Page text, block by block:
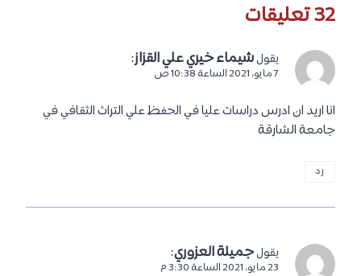
32 تعليقات
يقول شيماء خيري علي القزاز:
7 مايو، 2021 الساعة 10:38 ص
انا اريد ان ادرس دراسات عليا في الحفظ علي التراث الثقافي في
جامعة الشارقة
رد
يقول جميلة العزوري:
23 مايو، 2021 الساعة 3:30 م